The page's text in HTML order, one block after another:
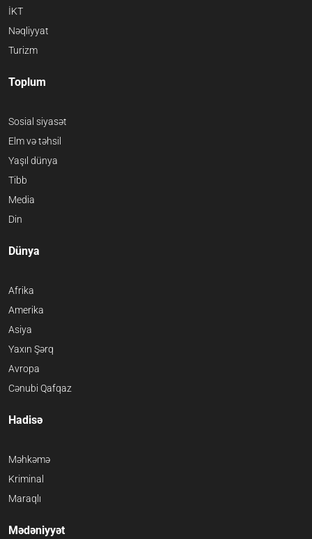
İKT
Nəqliyyat
Turizm
Toplum
Sosial siyasət
Elm və təhsil
Yaşıl dünya
Tibb
Media
Din
Dünya
Afrika
Amerika
Asiya
Yaxın Şərq
Avropa
Cənubi Qafqaz
Hadisə
Məhkəmə
Kriminal
Maraqlı
Mədəniyyət